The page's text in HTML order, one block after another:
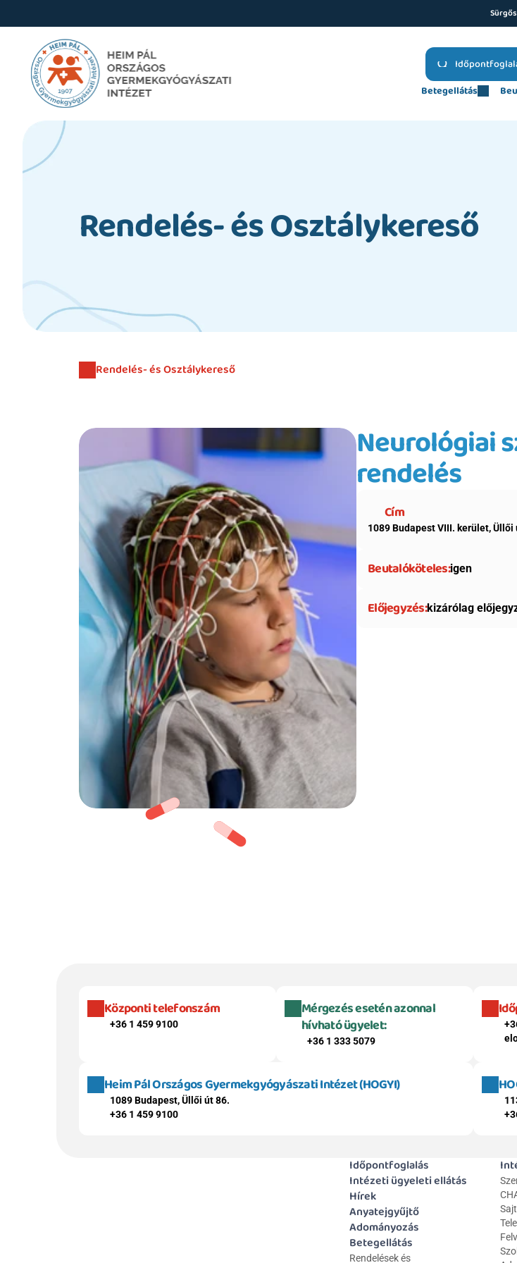
Betegellátás
Rendelés- és Osztálykereső
Rendelés- és Osztálykereső
Neurológiai
rendelés
Cím
1089 Budapest VIII. kerület, Üllői
Beutalóköteles:igen
Előjegyzés:kizárólag
Központi telefonszám
+36 1 459 9100
Mérgezés esetén azonnal
hívható ügyelet:
+36 1 333 5079
Heim Pál Országos Gyermekgyógyászati Intézet (HOGYI)
1089 Budapest, Üllői út 86.
+36 1 459 9100
Időpontfoglalás
Intézeti ügyeleti ellátás
Hírek
Anyatejgyűjtő
Adományozás
Betegellátás
Rendelések és